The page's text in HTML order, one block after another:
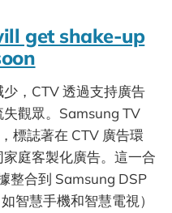
get shake-up
，CTV 透過支持廣告
觀眾。Samsung TV
標誌著在 CTV 廣告環
庭客製化廣告。這一合
整合到 Samsung DSP
智慧手機和智慧電視）